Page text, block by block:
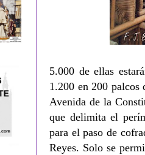
5.000 de ellas
1.200 en 200 palcos
Avenida de la
que delimita el
para el paso de
Reyes. Solo se